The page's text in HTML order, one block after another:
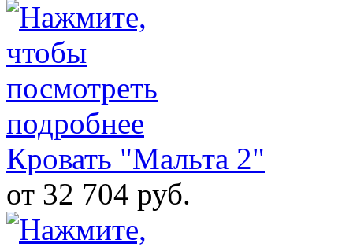
Кровать "Мальта 2"
от 32 704 руб.